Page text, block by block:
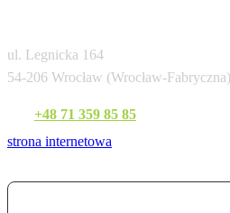
ul. Legnicka 164
54-206 Wrocław (Wrocław-Fabryczna)
+48 71 359 85 85
strona internetowa